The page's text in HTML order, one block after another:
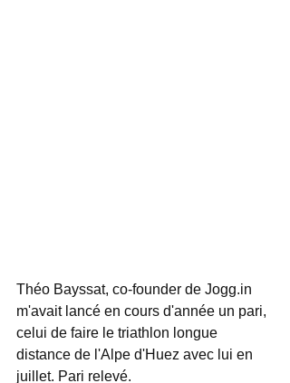
Théo Bayssat, co-founder de Jogg.in
m'avait lancé en cours d'année un pari,
celui de faire le triathlon longue
distance de l'Alpe d'Huez avec lui en
juillet. Pari relevé.